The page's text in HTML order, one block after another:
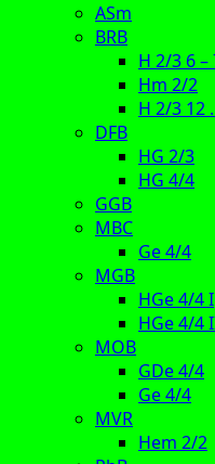
ASm
BRB
H 2/3 6 –
Hm 2/2
H 2/3 12
DFB
HG 2/3
HG 4/4
GGB
MBC
Ge 4/4
MGB
HGe 4/4 I
HGe 4/4
MOB
GDe 4/4
Ge 4/4
MVR
Hem 2/2